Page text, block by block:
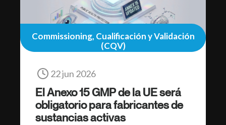
Commissioning, Cualificación y Validación
(CQV)
22 jun 2026
El Anexo 15 GMP de la UE será
obligatorio para fabricantes de
sustancias activas